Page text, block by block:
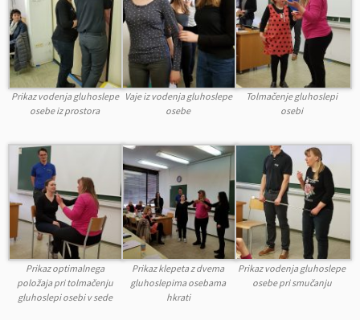
Prikaz vodenja gluhoslepe
osebe iz prostora
Vaje iz vodenja gluhoslepe
osebe
Tolmačenje gluhoslepi
osebi
Prikaz optimalnega
položaja pri tolmačenju
gluhoslepi osebi v sede
Prikaz klepeta z dvema
gluhoslepima osebama
hkrati
Prikaz vodenja gluhoslepe
osebe pri smučanju